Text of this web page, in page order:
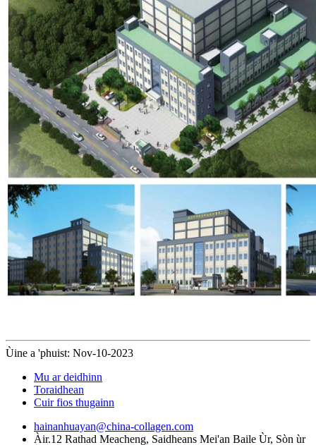
Ùine a 'phuist: Nov-10-2023
Mu ar deidhinn
Toraidhean
Cuir fios thugainn
hainanhuayan@china-collagen.com
Àir.12 Rathad Meacheng, Saidheans Mei'an Baile Ùr, Sòn ùr